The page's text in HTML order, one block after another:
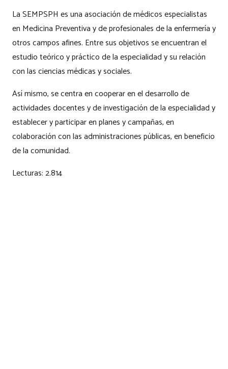
La SEMPSPH es una asociación de médicos especialistas
en Medicina Preventiva y de profesionales de la enfermería y
otros campos afines. Entre sus objetivos se encuentran el
estudio teórico y práctico de la especialidad y su relación
con las ciencias médicas y sociales.
Así mismo, se centra en cooperar en el desarrollo de
actividades docentes y de investigación de la especialidad y
establecer y participar en planes y campañas, en
colaboración con las administraciones públicas, en beneficio
de la comunidad.
Lecturas:2.814